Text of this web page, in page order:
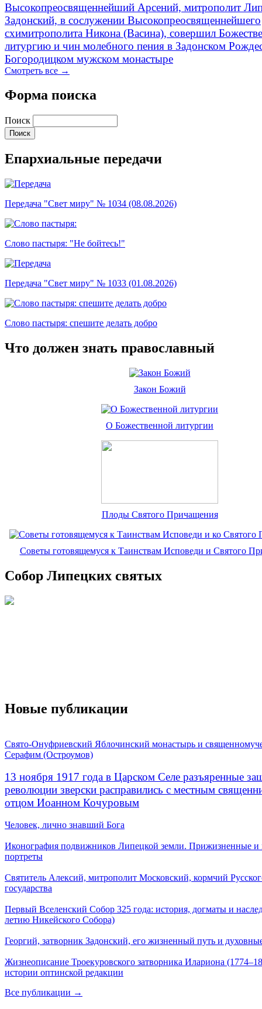
Высокопреосвященнейший Арсений, митрополит
Задонский, в сослужении Высокопреосвященнейшего
схимитрополита Никона (Васина), совершил
литургию и чин молебного пения в Задонском
Богородицком мужском монастыре
Смотреть все →
Форма поиска
Поиск
Епархиальные передачи
Передача "Свет миру" № 1034 (08.08.2026)
Слово пастыря: "Не бойтесь!"
Передача "Свет миру" № 1033 (01.08.2026)
Слово пастыря: спешите делать добро
Что должен знать православный
Закон Божий
О Божественной литургии
Плоды Святого Причащения
Советы готовящемуся к Таинствам Исповеди и Святого
Собор Липецких святых
Новые публикации
Свято-Онуфриевский Яблочинский монастырь и
Серафим (Остроумов)
13 ноября 1917 года в Царском Селе разъяренные
революции зверски расправились с местным
отцом Иоанном Кочуровым
Человек, лично знавший Бога
Иконография подвижников Липецкой земли. Прижизненные и
портреты
Святитель Алексий, митрополит Московский, кормчий
государства
Первый Вселенский Собор 325 года: история, догматы и
летию Никейского Собора)
Георгий, затворник Задонский, его жизненный путь и
Жизнеописание Троекуровского затворника Илариона
истории оптинской редакции
Все публикации →